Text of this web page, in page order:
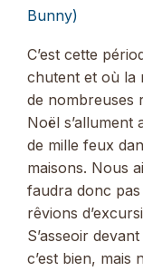
Bunny)
C’est cette
chutent et où la
de nombreuses
Noël
de mille feux
maisons. Nous
faudra donc
rêvions
S’asseoir
c’est bien, mais